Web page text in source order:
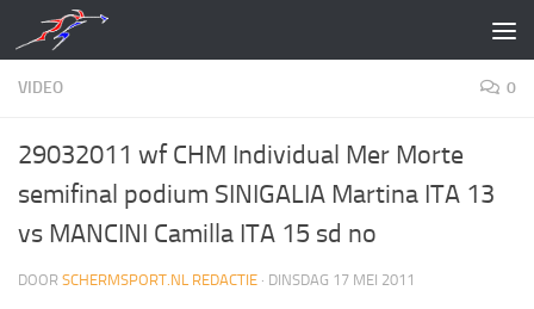
Doorgaan naar inhoud
VIDEO 0
29032011 wf CHM Individual Mer Morte
semifinal podium SINIGALIA Martina ITA 13
vs MANCINI Camilla ITA 15 sd no
DOOR SCHERMSPORT.NL REDACTIE · DINSDAG 17 MEI 2011